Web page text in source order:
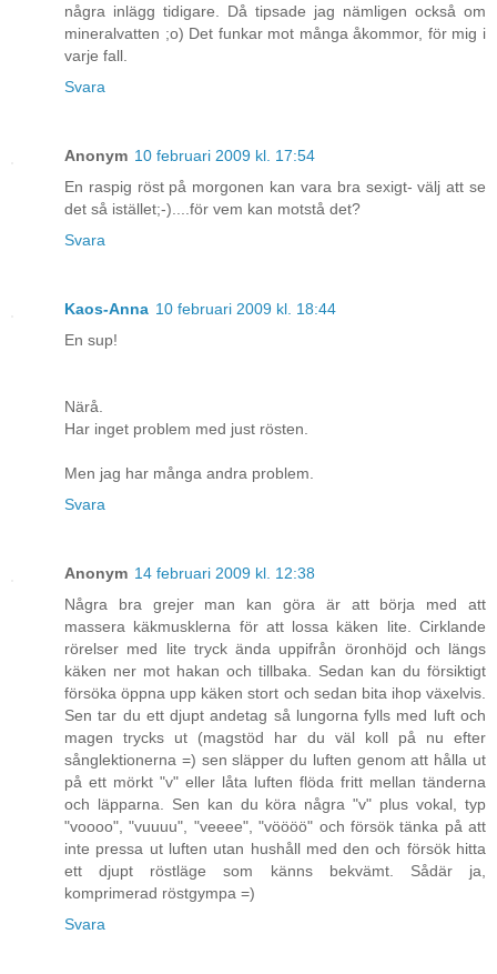
några inlägg tidigare. Då tipsade jag nämligen också om
mineralvatten ;o) Det funkar mot många åkommor, för mig i
varje fall.
Svara
Anonym 10 februari 2009 kl. 17:54
En raspig röst på morgonen kan vara bra sexigt- välj att se
det så istället;-)....för vem kan motstå det?
Svara
Kaos-Anna 10 februari 2009 kl. 18:44
En sup!
Närå.
Har inget problem med just rösten.
Men jag har många andra problem.
Svara
Anonym 14 februari 2009 kl. 12:38
Några bra grejer man kan göra är att börja med att
massera käkmusklerna för att lossa käken lite. Cirklande
rörelser med lite tryck ända uppifrån öronhöjd och längs
käken ner mot hakan och tillbaka. Sedan kan du försiktigt
försöka öppna upp käken stort och sedan bita ihop växelvis.
Sen tar du ett djupt andetag så lungorna fylls med luft och
magen trycks ut (magstöd har du väl koll på nu efter
sånglektionerna =) sen släpper du luften genom att hålla ut
på ett mörkt "v" eller låta luften flöda fritt mellan tänderna
och läpparna. Sen kan du köra några "v" plus vokal, typ
"voooo", "vuuuu", "veeee", "vöööö" och försök tänka på att
inte pressa ut luften utan hushåll med den och försök hitta
ett djupt röstläge som känns bekvämt. Sådär ja,
komprimerad röstgympa =)
Svara